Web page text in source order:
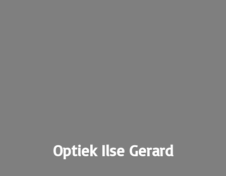
Optiek Ilse Gerard